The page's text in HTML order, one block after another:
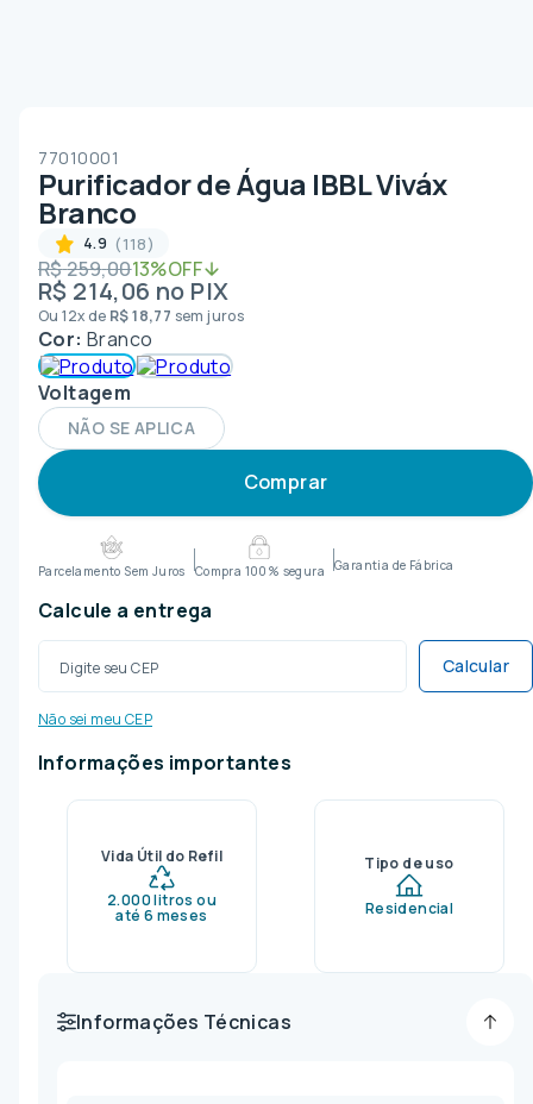
77010001
Purificador de Água IBBL Viváx
Branco
4.9 (118)
R$259,0013%OFF
R$ 214,06 no PIX
Ou12x de R$18,77 sem juros
Cor: Branco
Voltagem
NÃO SE APLICA
Comprar
Parcelamento Sem Juros Compra 100% segura Garantia de Fábrica
Não sei meu CEP
Calcular
Informações importantes
Vida Útil do Refil
2.000 litros ou
até 6 meses
Tipo de uso
Residencial
Informações Técnicas